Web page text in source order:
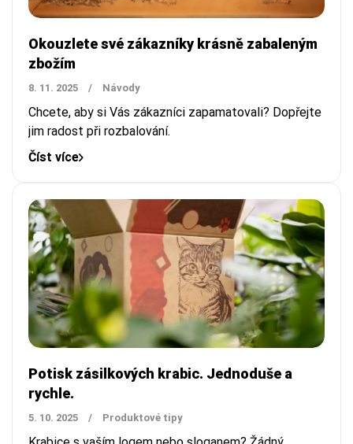
Okouzlete své zákazníky krásně zabaleným
zbožím
8. 11. 2025 / Návody
Chcete, aby si Vás zákazníci zapamatovali? Dopřejte
jim radost při rozbalování.
Číst více
Potisk zásilkových krabic. Jednoduše a
rychle.
5. 10. 2025 / Produktové tipy